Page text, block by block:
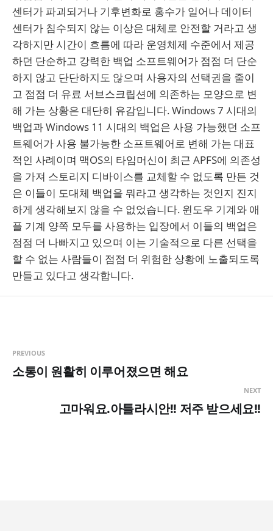
센터가 파괴되거나 기후변화로 홍수가 일어나 데이터
센터가 침수되지 않는 이상은 대체로 안전할 거라고 생
각하지만 시간이 흐름에 따라 운영체제 수준에서 제공
하던 단순하고 강력한 백업 소프트웨어가 점점 더 단순
하지 않고 단단하지도 않으며 사용자의 선택권을 줄이
고 점점 더 유료 서브스크립션에 의존하는 모양으로 변
해 가는 상황은 대단히 유감입니다. Windows 7 시대의
백업과 Windows 11 시대의 백업은 사용 가능했던 소프
트웨어가 사용 불가능한 소프트웨어로 변해 가는 대표
적인 사례이며 맥OS의 타임머신이 최근 APFS에 의존성
을 가져 스토리지 디바이스를 교체할 수 없도록 만든 것
은 이들이 도대체 백업을 뭐라고 생각하는 것인지 진지
하게 생각해보지 않을 수 없었습니다. 윈도우 기계와 애
플 기계 양쪽 모두를 사용하는 입장에서 이들의 백업은
점점 더 나빠지고 있으며 이는 기술적으로 다른 선택을
할 수 없는 사람들이 점점 더 위험한 상황에 노출되도록
만들고 있다고 생각합니다.
PREVIOUS
소통이 원활히 이루어졌으면 해요
NEXT
고마워요.아틀라시안!! 저주 받으세요!!